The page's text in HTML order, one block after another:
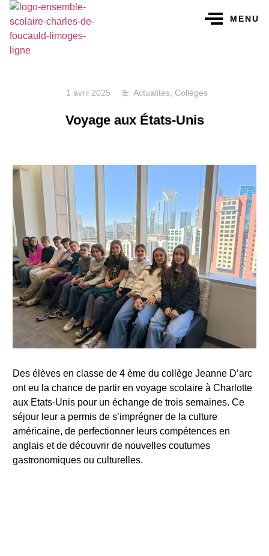
MENU
1 avril 2025 Actualités Collèges
Voyage aux États-Unis
Des élèves en classe de 4 ème du collège Jeanne D’arc
ont eu la chance de partir en voyage scolaire à Charlotte
aux Etats-Unis pour un échange de trois semaines. Ce
séjour leur a permis de s’imprégner de la culture
américaine, de perfectionner leurs compétences en
anglais et de découvrir de nouvelles coutumes
gastronomiques ou culturelles.